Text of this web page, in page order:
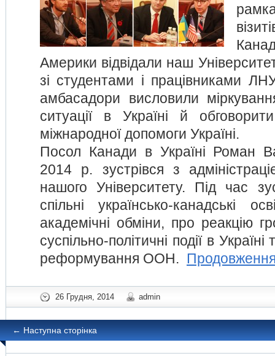
Америки відвідали наш
зі студентами і працівниками
амбасадори висловили
ситуації в Україні й
міжнародної допомоги Україні.
Посол Канади в Україні Роман
2014 р. зустрівся з
нашого Університету. Під час
спільні українсько-канадські
академічні обміни, про реакцію
суспільно-політичні події в
реформування ООН.
26 Грудня, 2014 admin
←Наступна сторінка